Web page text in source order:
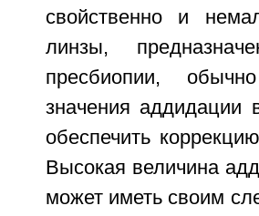
свойственно и
линзы,
пресбиопии,
значения аддидации
обеспечить
Высокая величина
может иметь своим